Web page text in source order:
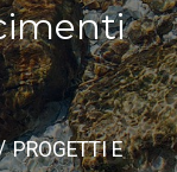
PROGETTI E